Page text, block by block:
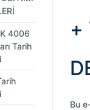
+
Bu
4006
Tarih